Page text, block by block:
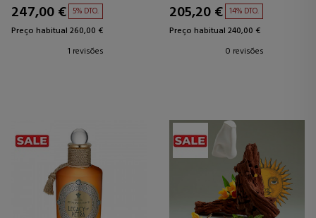
247,00 € 5% DTO.
Preço habitual 260,00 €
1 revisões
205,20 € 14% DTO.
Preço habitual 240,00 €
0 revisões